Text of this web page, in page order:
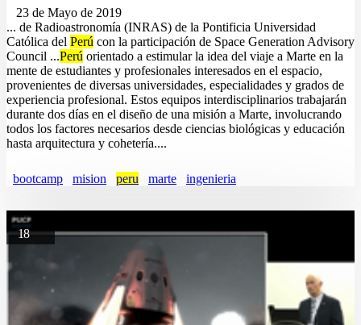
23 de Mayo de 2019
... de Radioastronomía (INRAS) de la Pontificia Universidad
Católica del Perú con la participación de Space Generation Advisory
Council ...Perú orientado a estimular la idea del viaje a Marte en la
mente de estudiantes y profesionales interesados en el espacio,
provenientes de diversas universidades, especialidades y grados de
experiencia profesional. Estos equipos interdisciplinarios trabajarán
durante dos días en el diseño de una misión a Marte, involucrando
todos los factores necesarios desde ciencias biológicas y educación
hasta arquitectura y cohetería....
bootcamp mision peru marte ingenieria
18